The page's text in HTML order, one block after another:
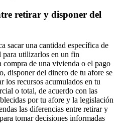
retirar y disponer del
sacar una cantidad específica de
para utilizarlos en un fin
compra de una vivienda o el pago
disponer del dinero de tu afore se
los recursos acumulados en tu
o total, de acuerdo con las
por tu afore y la legislación
las diferencias entre retirar y
tomar decisiones informadas